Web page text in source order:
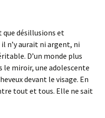
que désillusions et
il n’y aurait ni argent, ni
D’un monde plus
le miroir, une adolescente
devant le visage. En
tout et tous. Elle ne sait